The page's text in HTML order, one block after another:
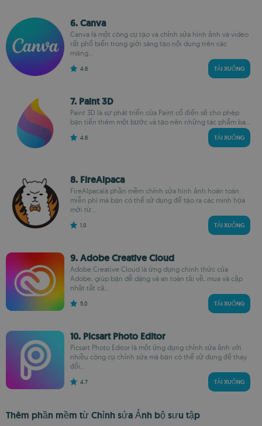
6. Canva
Canva là một công cụ tạo và chỉnh sửa hình ảnh và video
rất phổ biến trong giới sáng tạo nội dung trên các
mạng...
4.6 TẢI XUỐNG
7. Paint 3D
Paint 3D là sự phát triển của Paint cổ điển sẽ cho phép
bạn tiến thêm một bước và tạo nên những tác phẩm ba...
4.6 TẢI XUỐNG
8. FireAlpaca
FireAlpacalà phần mềm chỉnh sửa hình ảnh hoàn toàn
miễn phí mà bạn có thể sử dụng để tạo ra các minh họa
mới từ...
1.0 TẢI XUỐNG
9. Adobe Creative Cloud
Adobe Creative Cloud là ứng dụng chính thức của
Adobe, giúp bạn dễ dàng và an toàn tải về, mua và cập
nhật tất cả...
5.0 TẢI XUỐNG
10. Picsart Photo Editor
Picsart Photo Editor là một ứng dụng chỉnh sửa ảnh với
nhiều công cụ chỉnh sửa mà bạn có thể sử dụng để thay
đổi...
4.7 TẢI XUỐNG
Thêm phần mềm từ Chỉnh sửa Ảnh bộ sưu tập